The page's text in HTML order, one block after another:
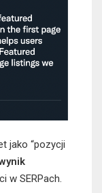
jako “pozycji
w SERPach.